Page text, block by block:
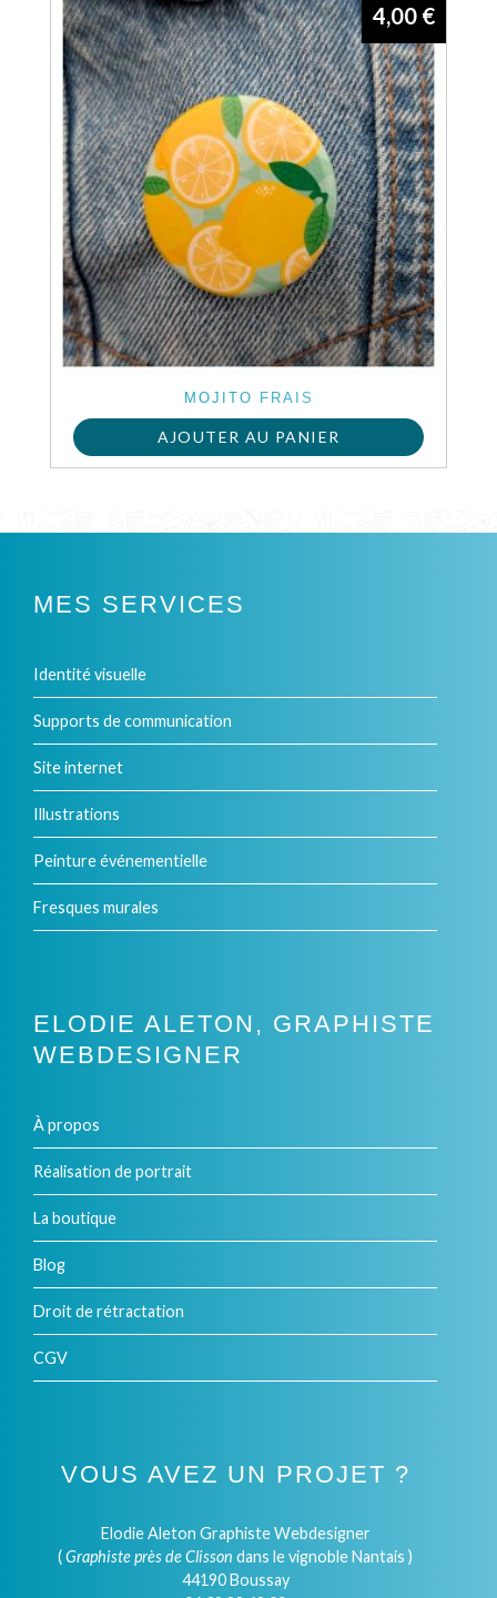
MOJITO FRAIS
4,00 €
AJOUTER AU PANIER
MES SERVICES
Identité visuelle
Supports de communication
Site internet
Illustrations
Peinture événementielle
Fresques murales
ELODIE ALETON, GRAPHISTE
WEBDESIGNER
À propos
Réalisation de portrait
La boutique
Blog
Droit de rétractation
CGV
VOUS AVEZ UN PROJET ?
Elodie Aleton Graphiste Webdesigner
(Graphiste près de Clisson dans le vignoble Nantais )
44190 Boussay